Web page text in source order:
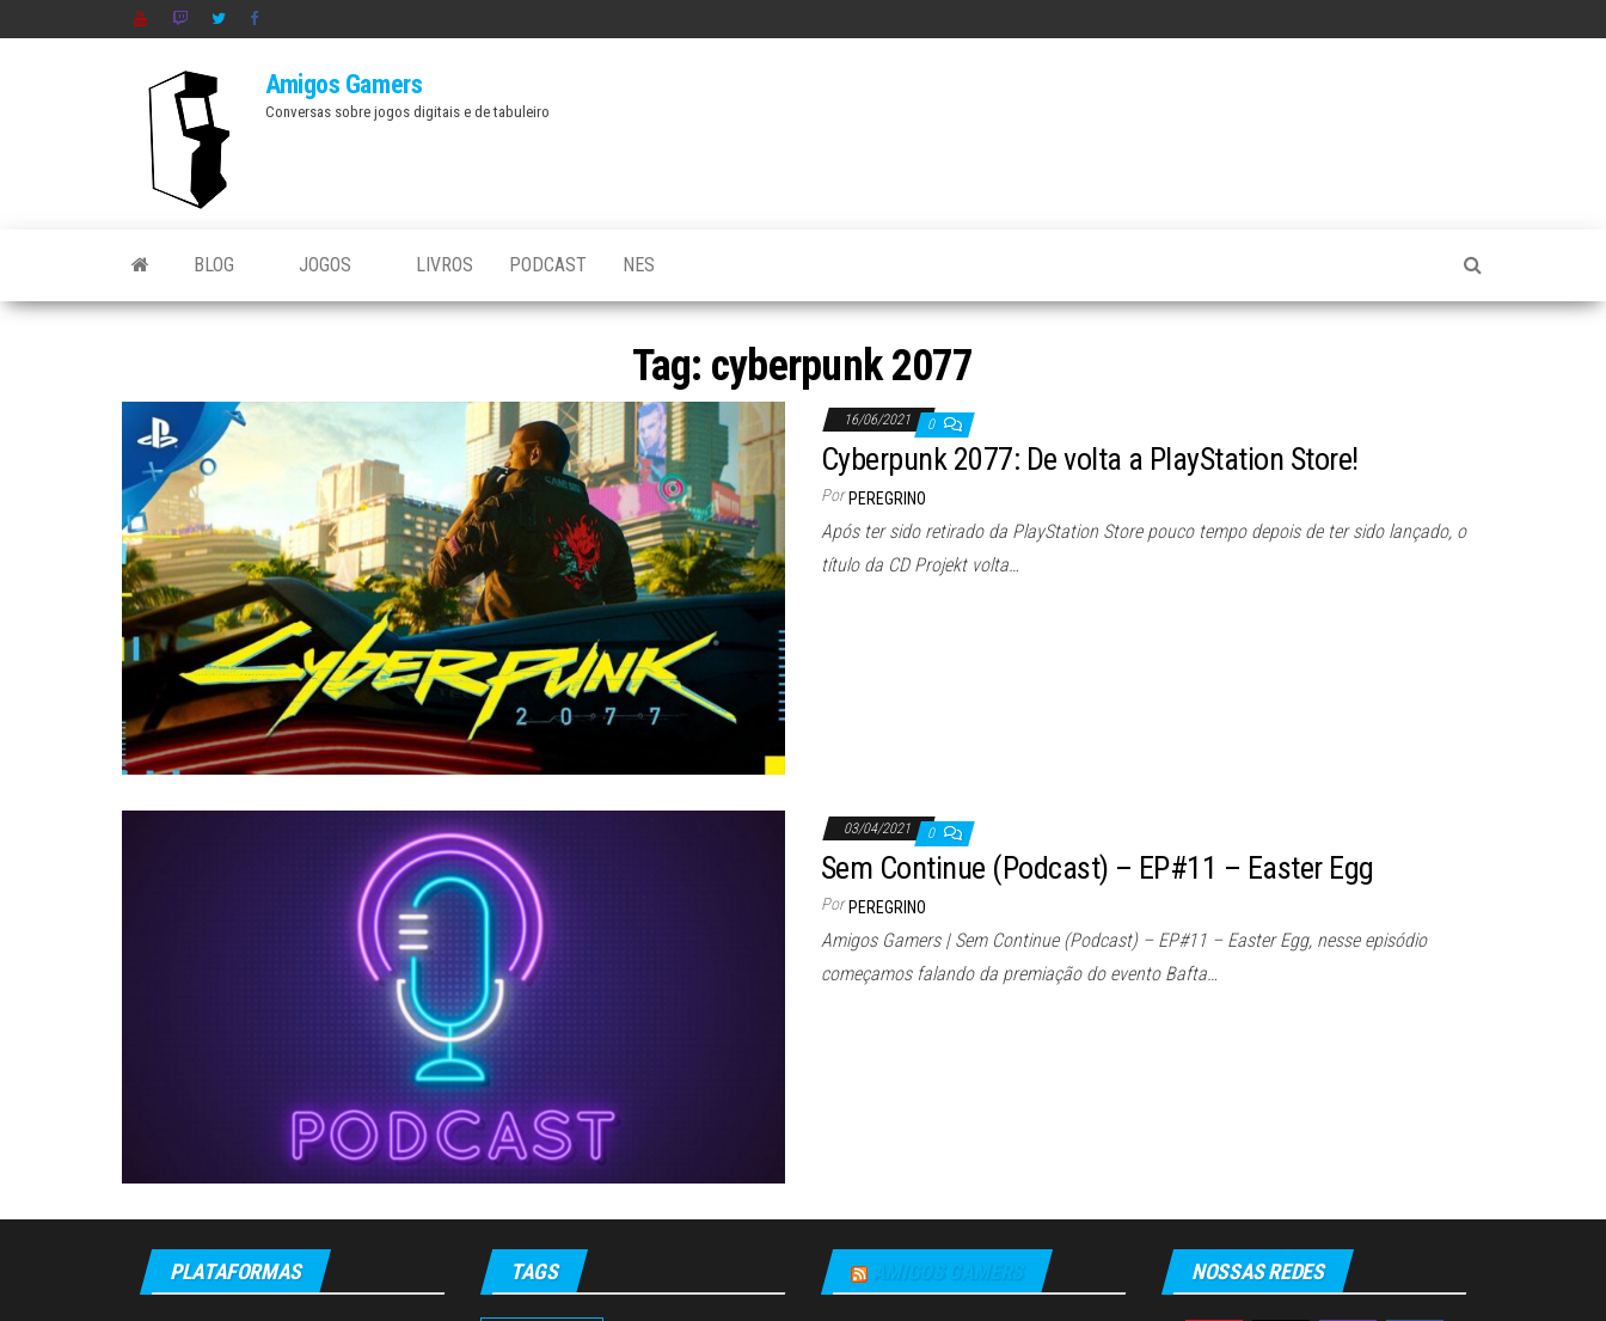
Amigos Gamers
Conversas sobre jogos digitais e de tabuleiro
BLOG JOGOS LIVROS PODCAST NES
Tag: cyberpunk 2077
16/06/2021 0
Cyberpunk 2077: De volta a PlayStation Store!
Por PEREGRINO
Após ter sido retirado da PlayStation Store pouco tempo depois de ter sido lançado, o
título da CD Projekt volta…
03/04/2021 0
Sem Continue (Podcast) – EP#11 – Easter Egg
Por PEREGRINO
Amigos Gamers | Sem Continue (Podcast) – EP#11 – Easter Egg, nesse episódio
começamos falando da premiação do evento Bafta…
PLATAFORMAS TAGS AMIGOS GAMERS NOSSAS REDES